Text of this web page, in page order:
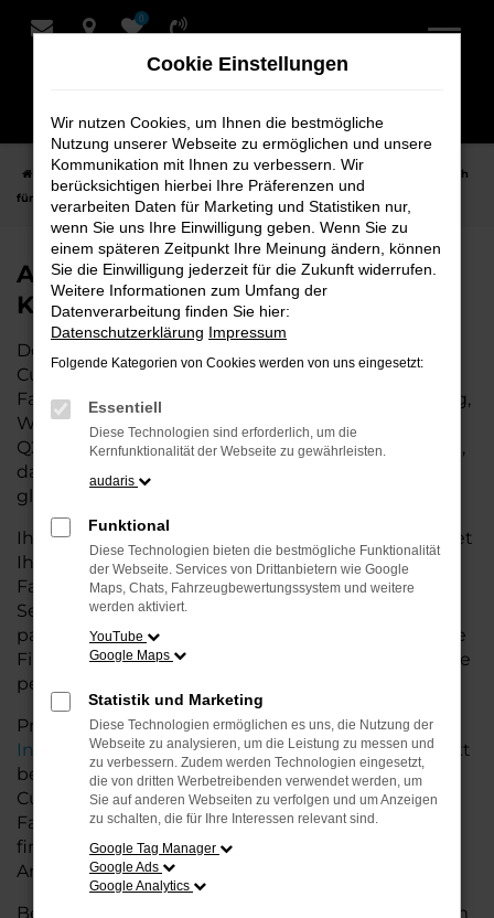
Zum
0
Startseite Cuxhaven Audi
Audi Q2 Fahrzeuge bei Schmidt + Koch
für Cuxhaven
Audi Q2 Fahrzeuge bei Schmidt +
Koch für Cuxhaven
Der Audi Q2 ist die perfekte Wahl für alle in
Cuxhaven, die ein zuverlässiges und modernes
Fahrzeug suchen. Ob für den täglichen Arbeitsweg,
Wochenendausflüge oder lange Reisen, der Audi
Q2 bietet Komfort, Effizienz und modernes Design,
das sowohl in der Stadt als auch auf dem Land
glänzt.
Ihr Audi Autohaus in der Nähe von Cuxhaven bietet
Ihnen neben einer breiten Auswahl an Audi
Fahrzeugen auch umfassende Beratung und
Service. Wir unterstützen Sie bei der Auswahl des
passenden Modells und bieten maßgeschneiderte
Finanzierungslösungen sowie Leasingoptionen, die
perfekt zu Ihrem Budget und Bedarf passen.
Profitieren Sie von zusätzlichen Services wie
Inzahlungnahme,Wartung und Reparaturendirekt
bei Ihrem Audi Autohaus in der Nähe von
Cuxhaven. Mit unserer großen Auswahl an
Fahrzeugen und der professionellen Beratung
finden Sie bei uns das Fahrzeug, das Ihre
Ansprüche erfüllt.
Besuchen Sie uns und lassen Sie sich von unserem
Cookie Einstellungen
Wir nutzen Cookies, um Ihnen die bestmögliche
Nutzung unserer Webseite zu ermöglichen und unsere
Kommunikation mit Ihnen zu verbessern. Wir
berücksichtigen hierbei Ihre Präferenzen und
verarbeiten Daten für Marketing und Statistiken nur,
wenn Sie uns Ihre Einwilligung geben. Wenn Sie zu
einem späteren Zeitpunkt Ihre Meinung ändern, können
Sie die Einwilligung jederzeit für die Zukunft widerrufen.
Weitere Informationen zum Umfang der
Datenverarbeitung finden Sie hier:
Datenschutzerklärung Impressum
Folgende Kategorien von Cookies werden von uns eingesetzt:
Essentiell
Diese Technologien sind erforderlich, um die
Kernfunktionalität der Webseite zu gewährleisten.
audaris
Funktional
Diese Technologien bieten die bestmögliche Funktionalität
der Webseite. Services von Drittanbietern wie Google
Maps, Chats, Fahrzeugbewertungssystem und weitere
werden aktiviert.
YouTube
Google Maps
Statistik und Marketing
Diese Technologien ermöglichen es uns, die Nutzung der
Webseite zu analysieren, um die Leistung zu messen und
zu verbessern. Zudem werden Technologien eingesetzt,
die von dritten Werbetreibenden verwendet werden, um
Sie auf anderen Webseiten zu verfolgen und um Anzeigen
zu schalten, die für Ihre Interessen relevant sind.
Google Tag Manager
Google Ads
Google Analytics